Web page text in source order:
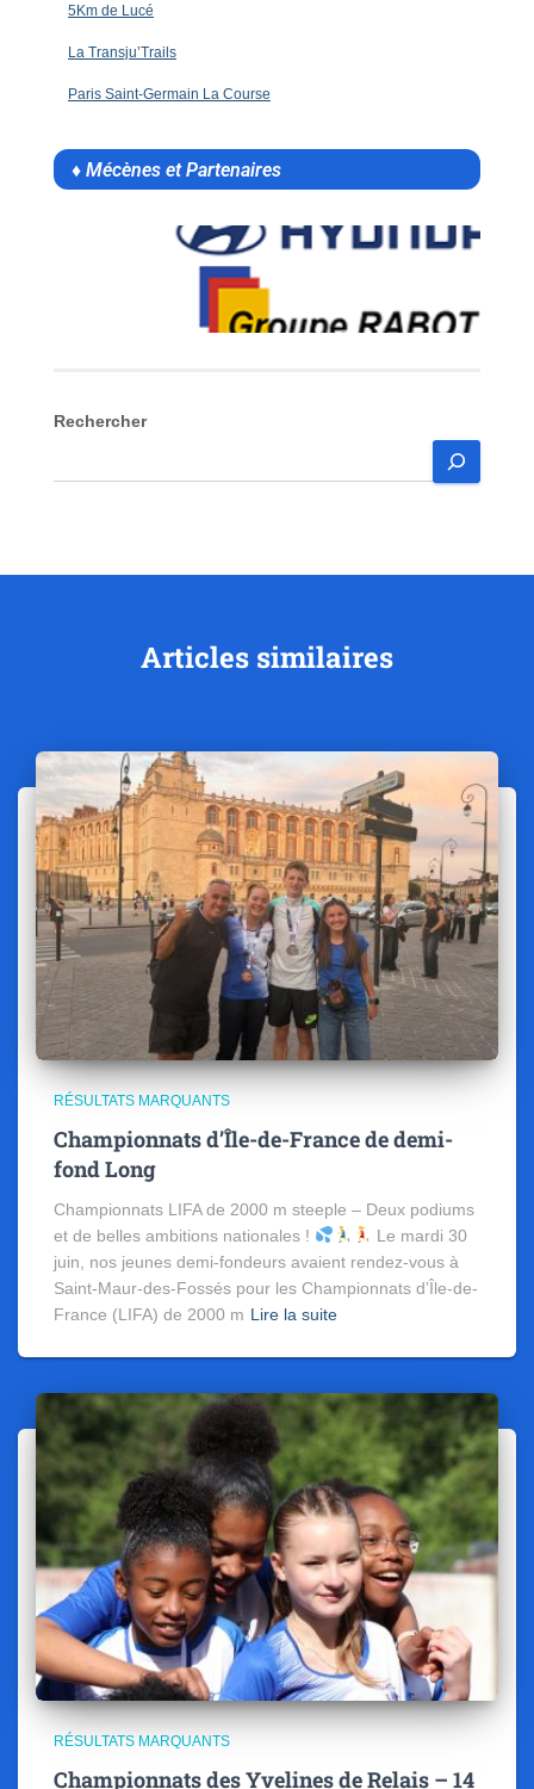
5Km de Lucé
La Transju’Trails
Paris Saint-Germain La Course
♦ Mécènes et Partenaires
Rechercher
Articles similaires
RÉSULTATS MARQUANTS
Championnats d’Île-de-France de demi-
fond Long
Championnats LIFA de 2000 m steeple – Deux podiums
et de belles ambitions nationales !
Le mardi 30
juin, nos jeunes demi-fondeurs avaient rendez-vous à
Saint-Maur-des-Fossés pour les Championnats d’Île-de-
France (LIFA) de 2000 m Lire la suite
RÉSULTATS MARQUANTS
Championnats des Yvelines de Relais – 14